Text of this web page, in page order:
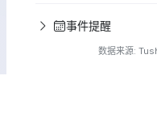
事件提醒
数据来源: